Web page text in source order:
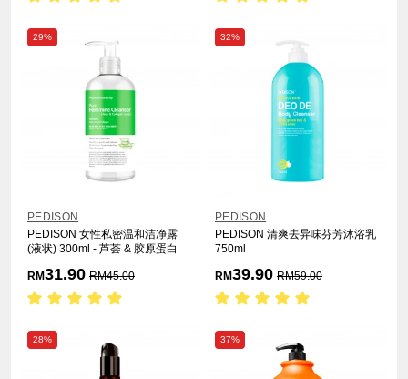
29%
PEDISON
PEDISON 女性私密温和洁净露
(液状) 300ml - 芦荟 & 胶原蛋白
RM31.90 RM45.00
32%
PEDISON
PEDISON 清爽去异味芬芳沐浴乳
750ml
RM39.90 RM59.00
28% 37%